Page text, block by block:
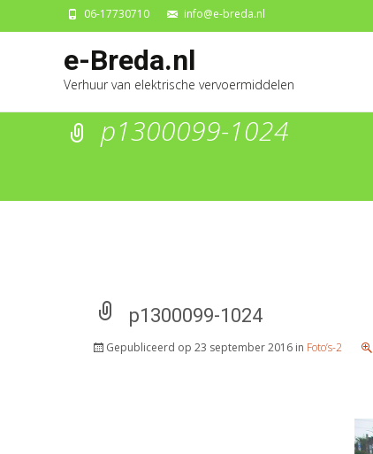
06-17730710 info@e-breda.nl
e-Breda.nl
Verhuur van elektrische vervoermiddelen
p1300099-1024
p1300099-1024
Gepubliceerd op 23 september 2016 in Foto’s-2